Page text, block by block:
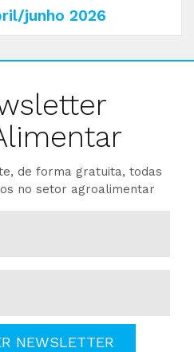
junho 2026
de forma gratuita, todas
no setor agroalimentar
NEWSLETTER